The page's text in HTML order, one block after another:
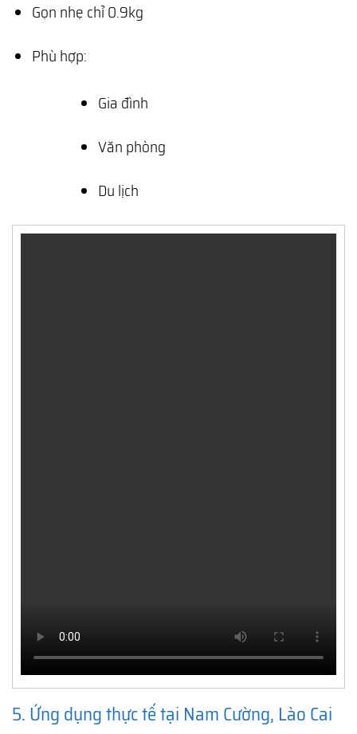
Gọn nhẹ chỉ 0.9kg
Phù hợp:
Gia đình
Văn phòng
Du lịch
5. Ứng dụng thực tế tại Nam Cường, Lào Cai